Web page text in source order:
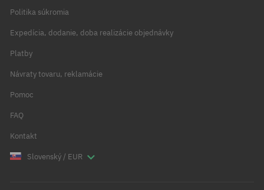
Politika súkromia
Expedícia, dodanie, doba realizácie objednávky
Platby
Návraty tovaru, reklamácie
Pomoc
FAQ
Kontakt
Slovenský / EUR